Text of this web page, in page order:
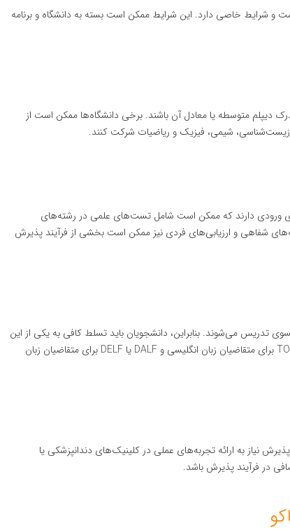
و شرایط خاصی دارد. این شرایط ممکن است بسته به دانشگاه و برنامه
دیپلم متوسطه یا معادل آن باشند. برخی دانشگاه‌ها ممکن است از
زیست‌شناسی، شیمی، فیزیک و ریاضیات شرکت کنند.
ورودی دارند که ممکن است شامل تست‌های علمی در رشته‌های
شفاهی و ارزیابی‌های فردی نیز ممکن است بخشی از فرآیند پذیرش
تدریس می‌شوند. بنابراین، دانشجویان باید تسلط کافی به یکی از این
زبان‌ها داشته باشند. ارائه گواهی مهارت زبان مانند IELTS یا TOEFL برای متقاضیان زبان انگلیسی و DALF یا DELF برای متقاضیان زبان
نیاز به ارائه تجربه‌های عملی در کلینیک‌های دندانپزشکی یا
در فرآیند پذیرش باشد.